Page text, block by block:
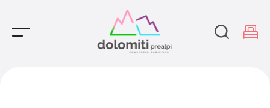
Main Navigation